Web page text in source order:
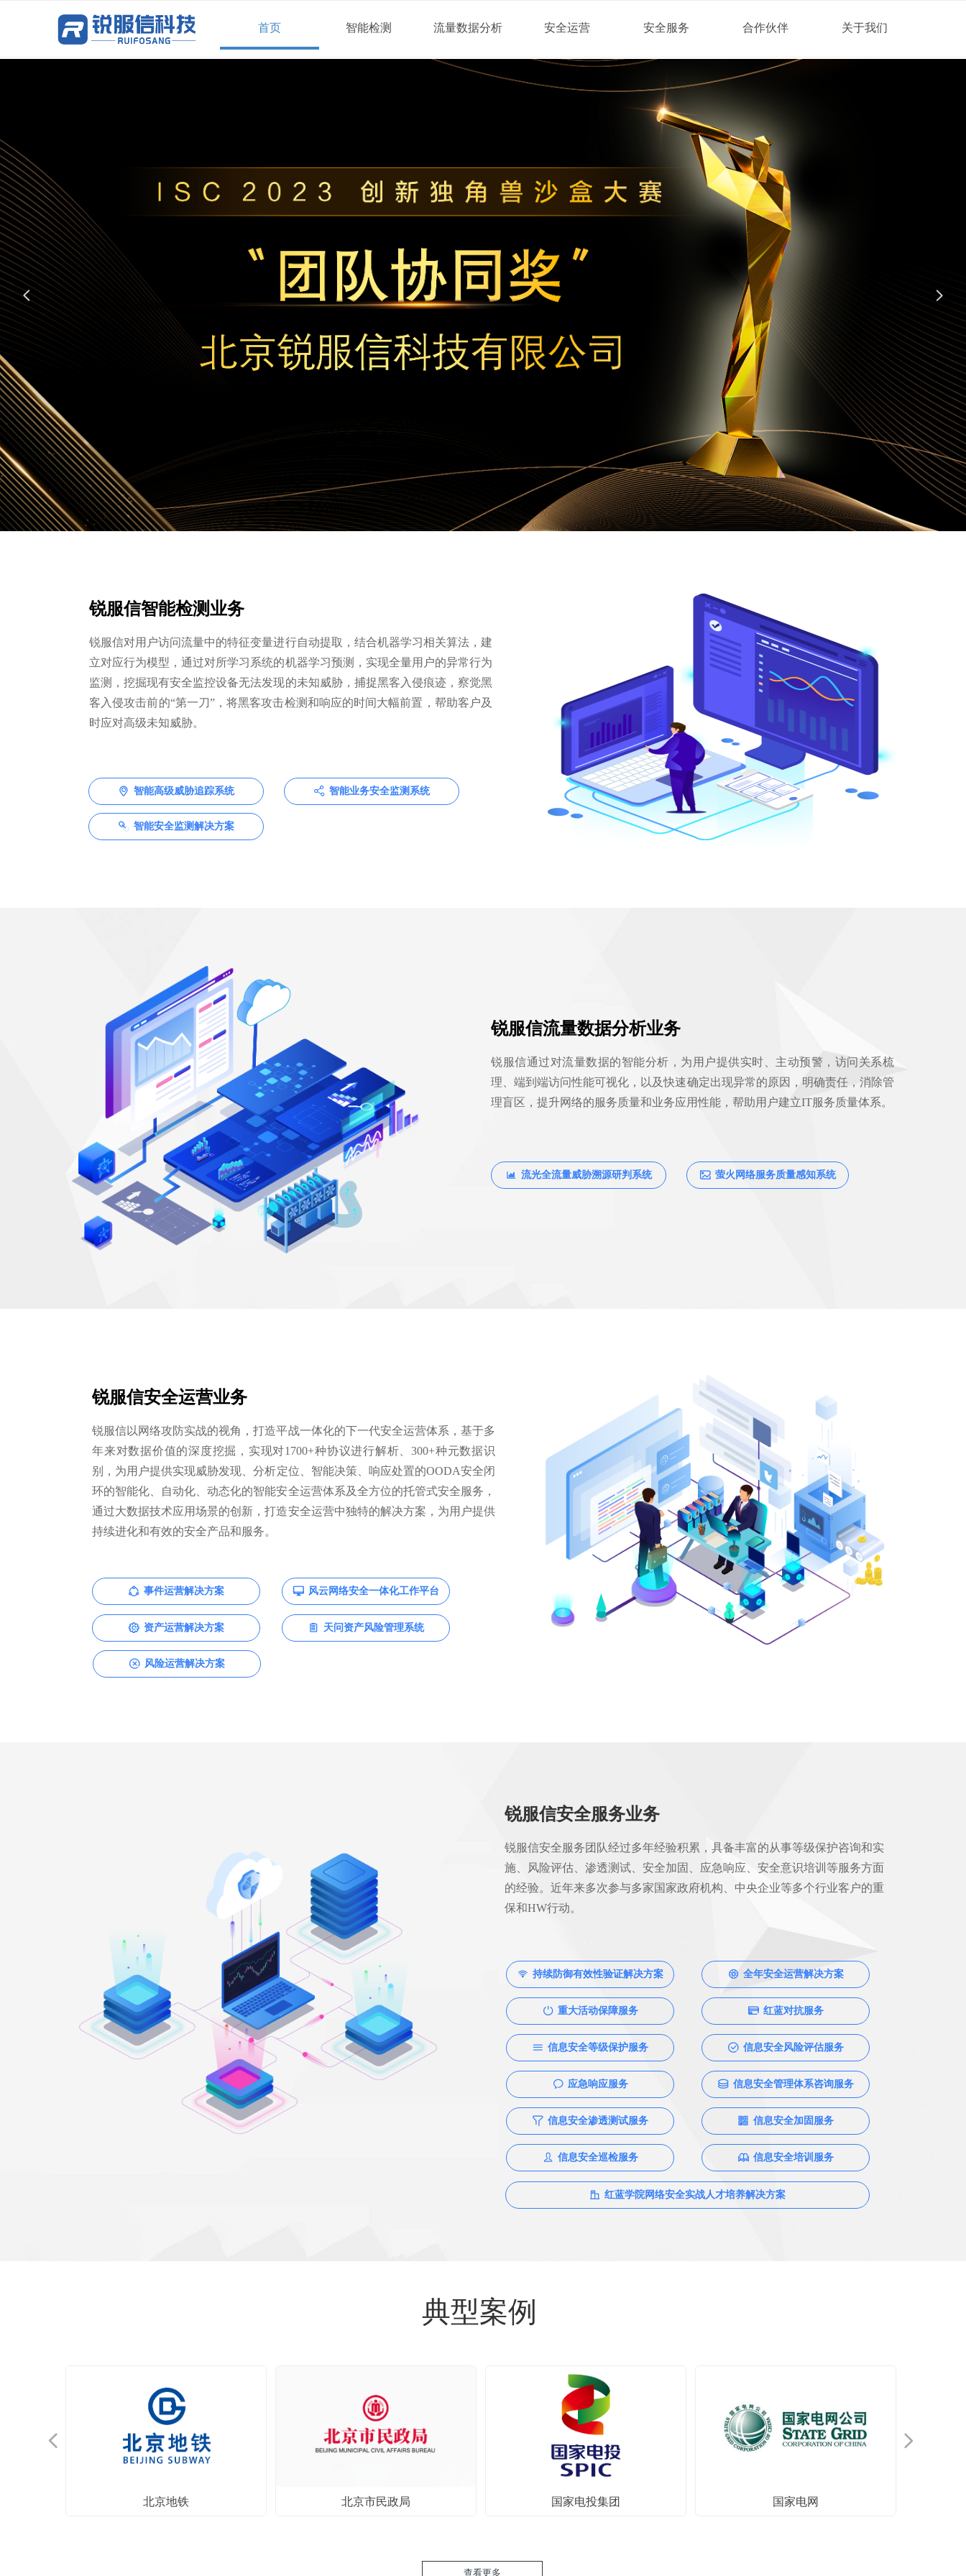
首页 智能检测 流量数据分析 安全运营 安全服务 合作伙伴 关于我们
价值源于数据，服务保障交付
北京锐服信科技有限公司，以数据为驱动，致力于为用户提供高价值的服务和解决方案。
넳 넲
锐服信安全运营业务
锐服信以网络攻防实战的视角，打造平战一体化的下一代安全运营体系，基于多
年来对数据价值的深度挖掘，实现对1700+种协议进行解析、300+种元数据识
别，为用户提供实现威胁发现、分析定位、智能决策、响应处置的OODA安全闭
环的智能化、自动化、动态化的智能安全运营体系及全方位的托管式安全服务，
通过大数据技术应用场景的创新，打造安全运营中独特的解决方案，为用户提供
持续进化和有效的安全产品和服务。
ꀖ 风云网络安全一体化工作平台
ꂉ 资产运营解决方案 ꁩ 天问资产风险管理系统
ꁢ 事件运营解决方案
ꂄ 风险运营解决方案
锐服信安全服务业务
锐服信安全服务团队经过多年经验积累，具备丰富的从事等级保护咨询和实
施、风险评估、渗透测试、安全加固、应急响应、安全意识培训等服务方面
的经验。近年来多次参与多家国家政府机构、中央企业等多个行业客户的重
保和HW行动。
ꀑ 重大活动保障服务
ꁔ 信息安全等级保护服务
ꂖ 应急响应服务
ꁒ 信息安全渗透测试服务
ꄑ 信息安全巡检服务
ꀶ 红蓝学院网络安全实战人才培养解决方案
ꀔ 红蓝对抗服务
ꂒ 信息安全风险评估服务
ꀹ 信息安全管理体系咨询服务
ꀥ 信息安全加固服务
ꁡ 信息安全培训服务
ꁃ 持续防御有效性验证解决方案 ꁵ 全年安全运营解决方案
锐服信流量数据分析业务
锐服信通过对流量数据的智能分析，为用户提供实时、主动预警，访问关系梳
理、端到端访问性能可视化，以及快速确定出现异常的原因，明确责任，消除管
理盲区，提升网络的服务质量和业务应用性能，帮助用户建立IT服务质量体系。
ꀄ 流光全流量威胁溯源研判系统 ꂈ 萤火网络服务质量感知系统
典型案例
查看更多
北京地铁 北京市民政局 国家电投集团 国家电网
넳 넲
锐服信智能检测业务
锐服信对用户访问流量中的特征变量进行自动提取，结合机器学习相关算法，建
立对应行为模型，通过对所学习系统的机器学习预测，实现全量用户的异常行为
监测，挖掘现有安全监控设备无法发现的未知威胁，捕捉黑客入侵痕迹，察觉黑
客入侵攻击前的“第一刀”，将黑客攻击检测和响应的时间大幅前置，帮助客户及
时应对高级未知威胁。
ꀷ 智能高级威胁追踪系统 ꀲ 智能业务安全监测系统
ꁓ 智能安全监测解决方案